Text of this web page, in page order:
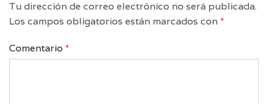
Tu dirección de correo electrónico no será publicada.
Los campos obligatorios están marcados con *
Comentario *